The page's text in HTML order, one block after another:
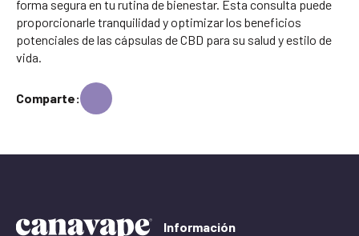
forma segura en tu rutina de bienestar. Esta consulta puede
proporcionarle tranquilidad y optimizar los beneficios
potenciales de las cápsulas de CBD para su salud y estilo de
vida.
Comparte:
Información